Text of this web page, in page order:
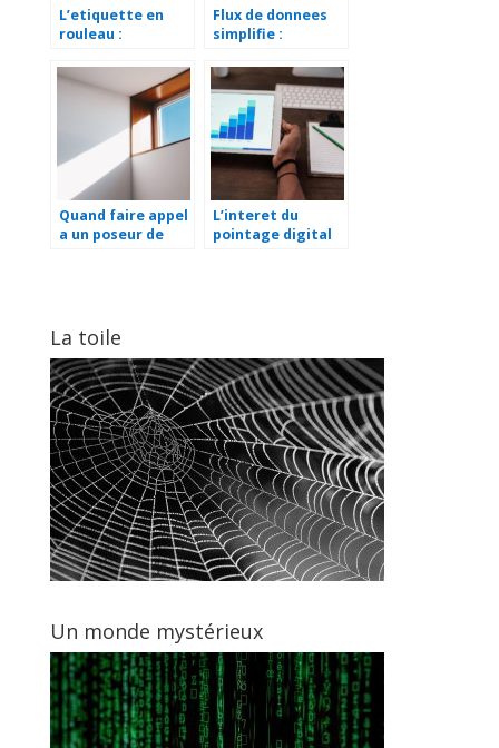
L’etiquette en
rouleau :
et fonctions
Flux de donnees
simplifie :
solutions qui font
la difference au
quotidien
Quand faire appel
a un poseur de
L’interet du
pointage digital
La toile
Un monde mystérieux